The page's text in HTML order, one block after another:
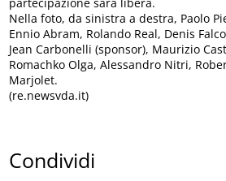
Nella foto, da sinistra a destra, Paolo
Ennio Abram, Rolando Real, Denis
Jean Carbonelli (sponsor), Maurizio
Romachko Olga, Alessandro Nitri,
Marjolet.
(re.newsvda.it)
Condividi